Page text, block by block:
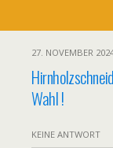
27. NOVEMBER
Wahl !
KEINE ANTWORT